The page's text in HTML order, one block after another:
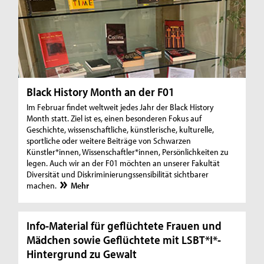
Black History Month an der F01
Im Februar findet weltweit jedes Jahr der Black History
Month statt. Ziel ist es, einen besonderen Fokus auf
Geschichte, wissenschaftliche, künstlerische, kulturelle,
sportliche oder weitere Beiträge von Schwarzen
Künstler*innen, Wissenschaftler*innen, Persönlichkeiten zu
legen. Auch wir an der F01 möchten an unserer Fakultät
Diversität und Diskriminierungssensibilität sichtbarer
machen.
Mehr
Info-Material für geflüchtete Frauen und
Mädchen sowie Geflüchtete mit LSBT*I*-
Hintergrund zu Gewalt